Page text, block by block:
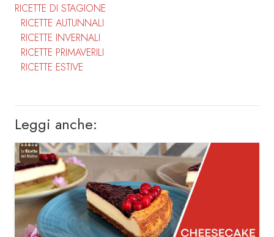
RICETTE DI STAGIONE
RICETTE AUTUNNALI
RICETTE INVERNALI
RICETTE PRIMAVERILI
RICETTE ESTIVE
Leggi anche: